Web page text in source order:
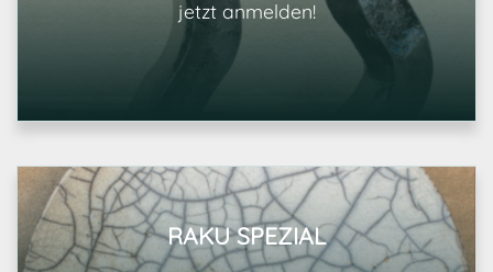
jetzt anmelden!
RAKU SPEZIAL